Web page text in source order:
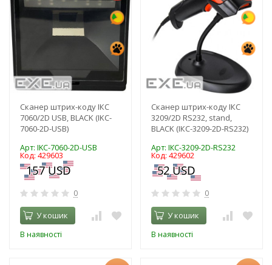
Сканер штрих-коду ІКС
7060/2D USB, BLACK (IKC-
7060-2D-USB)
Арт: IKC-7060-2D-USB
Код: 429603
0
У кошик
В наявності
Сканер штрих-коду ІКС
3209/2D RS232, stand,
BLACK (ІКС-3209-2D-RS232)
Арт: ІКС-3209-2D-RS232
Код: 429602
0
У кошик
В наявності